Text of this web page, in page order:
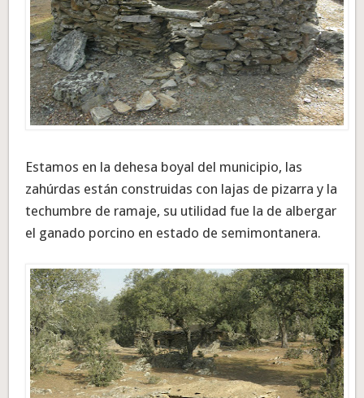
Estamos en la dehesa boyal del municipio, las
zahúrdas están construidas con lajas de pizarra y la
techumbre de ramaje, su utilidad fue la de albergar
el ganado porcino en estado de semimontanera.